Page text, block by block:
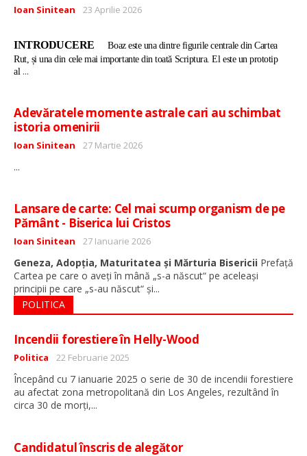
Detalii
Ioan Sinitean 23 Aprilie 2026
INTRODUCERE
Boaz este una dintre figurile centrale din Cartea
Rut, și una din cele mai importante din toată Scriptura. El este un prototip
al ...
Adevăratele momente astrale cari au schimbat
istoria omenirii
Detalii
Ioan Sinitean 27 Martie 2026
...
Lansare de carte: Cel mai scump organism de pe
Pământ - Biserica lui Cristos
Detalii
Ioan Sinitean 27 Ianuarie 2026
Geneza, Adopția, Maturitatea și Mărturia Bisericii Prefață
Cartea pe care o aveți în mână „s-a născut“ pe aceleași
principii pe care „s-au născut“ și...
POLITICA
Incendii forestiere în Helly-Wood
Detalii
Politica 22 Februarie 2025
Începând cu 7 ianuarie 2025 o serie de 30 de incendii forestiere
au afectat zona metropolitană din Los Angeles, rezultând în
circa 30 de morți,...
Candidatul înscris de alegător